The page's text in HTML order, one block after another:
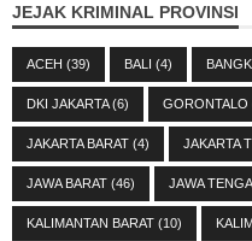
JEJAK KRIMINAL PROVINSI
ACEH (39) BALI (4)
DKI JAKARTA(6) GORONTALO
JAKARTA BARAT (4) JAKARTA
JAWA BARAT (46) JAWA
KALIMANTAN BARAT (10)